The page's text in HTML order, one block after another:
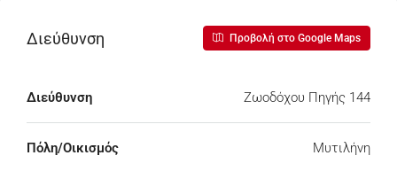
Διεύθυνση Προβολή στο Google Maps
Διεύθυνση Ζωοδόχου Πηγής 144
Πόλη/Οικισμός Μυτιλήνη